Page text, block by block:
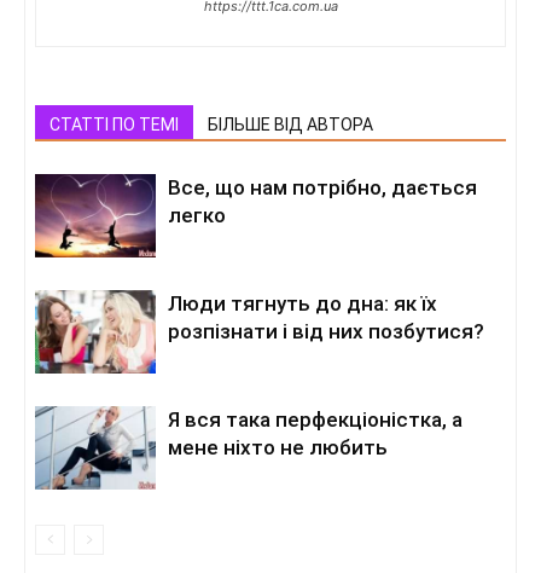
https://ttt.1ca.com.ua
СТАТТІ ПО ТЕМІ БІЛЬШЕ ВІД АВТОРА
Все, що нам потрібно, дається
легко
Люди тягнуть до дна: як їх
розпізнати і від них позбутися?
Я вся така перфекціоністка, а
мене ніхто не любить